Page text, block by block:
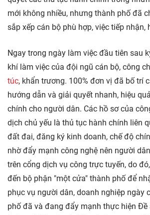
mới không nhiều, nhưng thành phố đã
sắp xếp cán bộ phù hợp, việc tiếp nhận,
Ngay trong ngày làm việc đầu tiên sau
khí làm việc của đội ngũ cán bộ, công
túc, khẩn trương. 100% đơn vị đã bố trí
hướng dẫn và giải quyết nhanh, hiệu
chính cho người dân. Các hồ sơ của
dịch chủ yếu là thủ tục hành chính liên
đất đai, đăng ký kinh doanh, chế độ
nhờ đẩy mạnh công nghệ nên người
trên cổng dịch vụ công trực tuyến, do
đến bộ phận "một cửa" thành phố để
phục vụ người dân, doanh nghiệp ngày
phố đã và đang đẩy mạnh thực hiện